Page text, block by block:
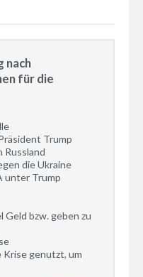
nach
für die
Trump
Russland
die Ukraine
unter Trump
Geld bzw. geben zu
Krise genutzt, um